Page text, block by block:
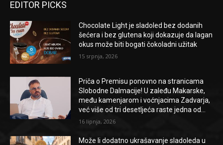
EDITOR PICKS
Chocolate Light je sladoled bez dodanih
šećera i bez glutena koji dokazuje da lagan
okus može biti bogati čokoladni užitak
15 srpnja, 2026
Priča o Premisu ponovno na stranicama
Slobodne Dalmacije! U zaleđu Makarske,
među kamenjarom i voćnjacima Zadvarja,
već više od tri desetljeća raste jedna od...
16 lipnja, 2026
Može li dodatno ukrašavanje sladoleda u